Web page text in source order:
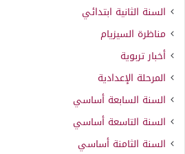
السنة الثانية ابتدائي
مناظرة السيزيام
أخبار تربوية
المرحلة الإعدادية
السنة السابعة أساسي
السنة التاسعة أساسي
السنة الثامنة أساسي